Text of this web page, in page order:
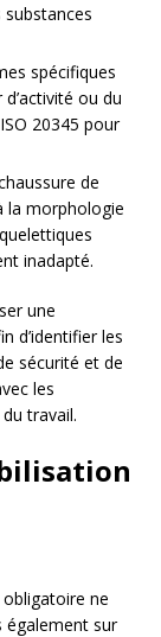
spécifiques
ou du
20345 pour
de
la morphologie
inadapté.
une
d’identifier les
sécurité et de
les
travail.
ne
également sur